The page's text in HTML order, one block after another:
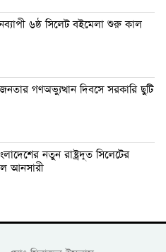
৬ষ্ঠ সিলেট বইমেলা শুরু কাল
গণঅভ্যুত্থান দিবসে সরকারি ছুটি
নতুন রাষ্ট্রদূত সিলেটের
আনসারী